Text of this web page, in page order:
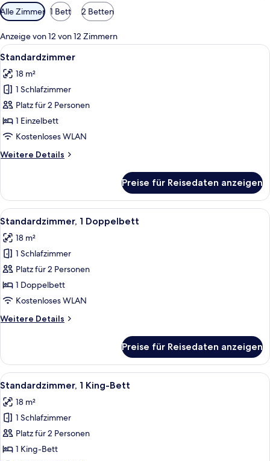
Verfügbare
Filter
für
Zimmer
Alle Zimmer 1 Bett 2 Betten
Anzeige von 12 von 12 Zimmern
Alle
Fotos
für
Standardzimmer
anzeigen
Ein modernes Hotelzimmer mit
5
Standardzimmer
18 m²
1 Schlafzimmer
Platz für 2 Personen
1 Einzelbett
Kostenloses WLAN
Weitere Details
Weitere
Preise für Reisedaten anzeigen
Alle
Fotos
für
Standardzimmer,
1
Doppelbett
anzeigen
Ein modernes Hotelzimmer mit
5
Standardzimmer, 1 Doppelbett
18 m²
1 Schlafzimmer
Platz für 2 Personen
1 Doppelbett
Kostenloses WLAN
Weitere Details
Weitere
1
Doppelbett
Preise für Reisedaten anzeigen
Alle
Fotos
für
Standardzimmer,
1 King-
Bett
Ein Hotelzimmer mit einem Bett,
7
Standardzimmer, 1 King-Bett
18 m²
1 Schlafzimmer
Platz für 2 Personen
1 King-Bett